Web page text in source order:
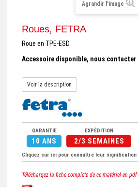
Agrandir l'image
Roues, FETRA
Roue en TPE-ESD
Accessoire disponible, nous contacter
Voir la description
GARANTIE
10 ANS
EXPÉDITION
2/3 SEMAINES
Cliquez sur ici pour connaître leur signification
Téléchargez la fiche complete de ce matériel en